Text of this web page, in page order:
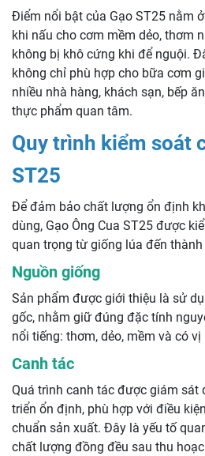
Điểm nổi bật của Gạo ST25 nằm
khi nấu cho cơm mềm dẻo, thơm
không bị khô cứng khi để nguội.
không chỉ phù hợp cho bữa cơm
nhiều nhà hàng, khách sạn, bếp
thực phẩm quan tâm.
Quy trình kiểm soát
ST25
Để đảm bảo chất lượng ổn định
dùng, Gạo Ông Cua ST25 được
quan trọng từ giống lúa đến thành
Nguồn giống
Sản phẩm được giới thiệu là sử
gốc, nhằm giữ đúng đặc tính
nổi tiếng: thơm, dẻo, mềm và có
Canh tác
Quá trình canh tác được giám sát
triển ổn định, phù hợp với điều
chuẩn sản xuất. Đây là yếu tố
chất lượng đồng đều sau thu